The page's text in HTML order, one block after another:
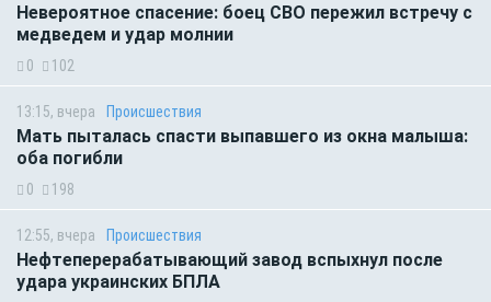
Невероятное спасение: боец СВО пережил встречу с
медведем и удар молнии
0 102
13:15, вчера Происшествия
Мать пыталась спасти выпавшего из окна малыша:
оба погибли
0 198
12:55, вчера Происшествия
Нефтеперерабатывающий завод вспыхнул после
удара украинских БПЛА